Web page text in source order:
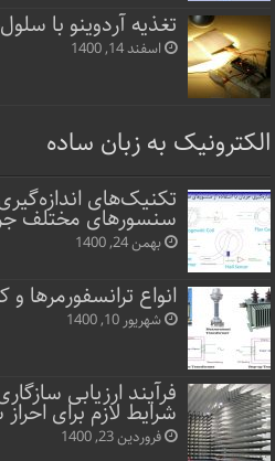
تغذیه آردوینو با
اسفند 14, 1400
الکترونیک به زبان ساده
تکنیک‌های
سنسورهای مختلف
بهمن 24, 1400
انواع ترانسفورمرها و
شهریور 10, 1400
فرآیند ارزیابی
شرایط لازم برای
فروردین 23, 1400